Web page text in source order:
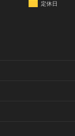
定休日